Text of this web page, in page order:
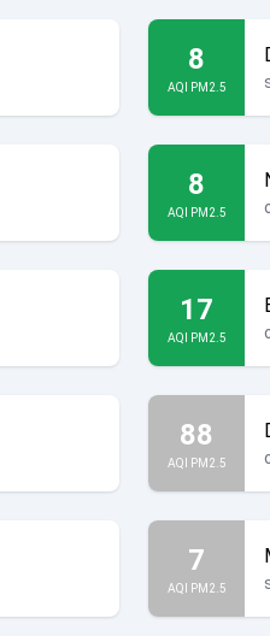
8
AQI PM2.5
8
AQI PM2.5
17
AQI PM2.5
88
AQI PM2.5
7
AQI PM2.5